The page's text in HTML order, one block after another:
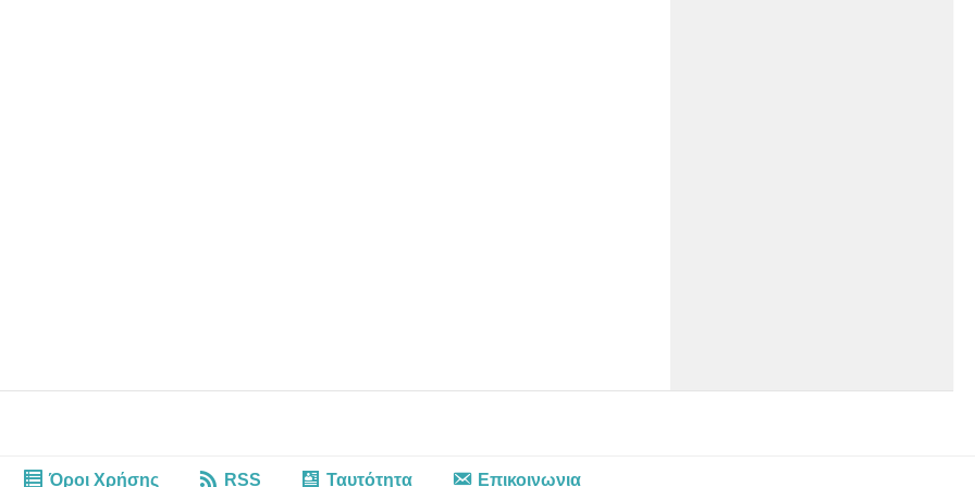
Όροι Χρήσης RSS Ταυτότητα Επικοινωνια